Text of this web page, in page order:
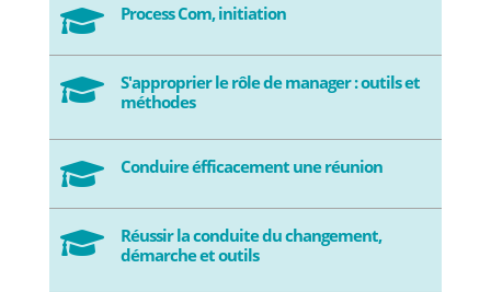
 Process Com, initiation

S'approprier le rôle de manager : outils et
méthodes
 Conduire éfficacement une réunion

Réussir la conduite du changement,
démarche et outils